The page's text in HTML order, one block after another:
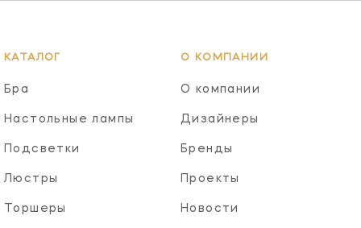
КАТАЛОГ
Бра
Настольные лампы
Подсветки
Люстры
Торшеры
О КОМПАНИИ
О компании
Дизайнеры
Бренды
Проекты
Новости